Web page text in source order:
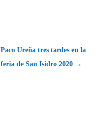
Paco Ureña tres tardes en la
feria de San Isidro 2020 →